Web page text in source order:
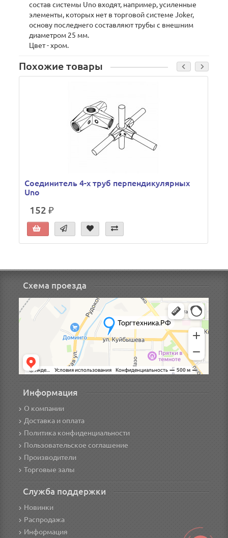
состав системы Uno входят, например, усиленные
элементы, которых нет в торговой системе Joker,
основу последнего составляют трубы с внешним
диаметром 25 мм.
Цвет - хром.
Похожие товары
Соединитель 4-х труб перпендикулярных
Uno
152 ₽
Схема проезда
Информация
О компании
Доставка и оплата
Политика конфиденциальности
Пользовательское соглашение
Производители
Торговые залы
Служба поддержки
Новинки
Распродажа
Информация